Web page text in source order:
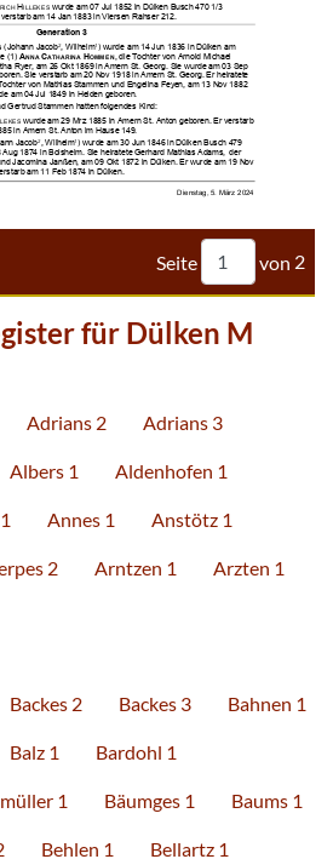
  



 

      









 




Seite von 2
für Dülken M
Adrians 2 Adrians 3
Albers 1 Aldenhofen 1
Annes 1 Anstötz 1
2 Arntzen 1 Arzten 1
Backes 2 Backes 3 Bahnen 1
Balz 1 Bardohl 1
1 Bäumges 1 Baums 1
Behlen 1 Bellartz 1